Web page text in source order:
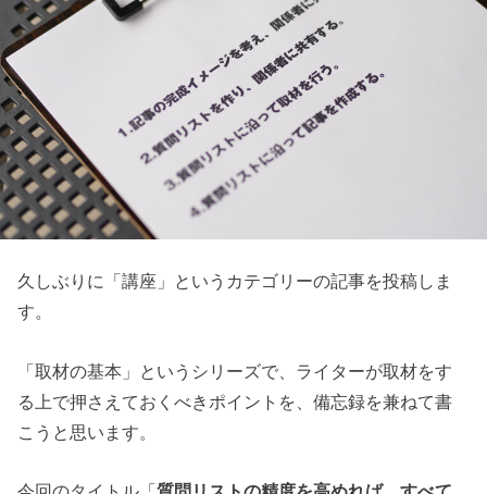
久しぶりに「講座」というカテゴリーの記事を投稿しま
す。
「取材の基本」というシリーズで、ライターが取材をす
る上で押さえておくべきポイントを、備忘録を兼ねて書
こうと思います。